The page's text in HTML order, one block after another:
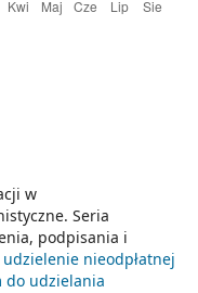
w
Seria
podpisania i
nieodpłatnej
do udzielania